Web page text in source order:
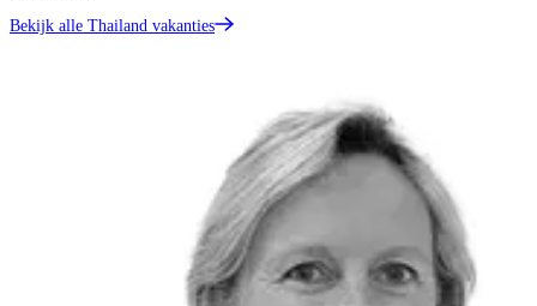
Bekijk alle Thailand vakanties